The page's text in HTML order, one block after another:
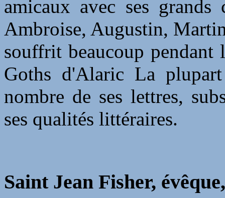
amicaux avec ses grands
Ambroise, Augustin,
souffrit beaucoup pendant
Goths d'Alaric La
nombre de ses lettres,
ses qualités littéraires.
Saint Jean Fisher,